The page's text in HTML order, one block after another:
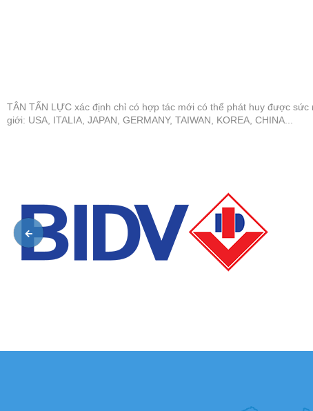
TÂN TẤN LỰC xác định chỉ có hợp tác mới có thể phát huy được
giới: USA, ITALIA, JAPAN, GERMANY, TAIWAN, KOREA, CHINA...